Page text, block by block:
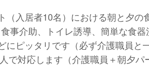
（入居者10名）における朝と夕
事介助、トイレ誘導、簡単な食器
ピッタリです（必ず介護職員と
で対応します（介護職員＋朝夕パ